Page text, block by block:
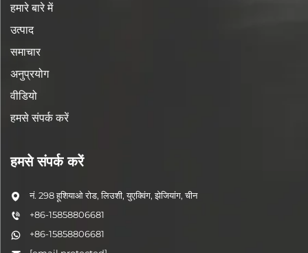
हमारे बारे में
उत्पाद
समाचार
अनुप्रयोग
वीडियो
हमसे संपर्क करें
हमसे संपर्क करें
नं. 298 हूशियाओ रोड, लिउशी, युएक्विंग, झेजियांग, चीन
+86-15858806681
+86-15858806681